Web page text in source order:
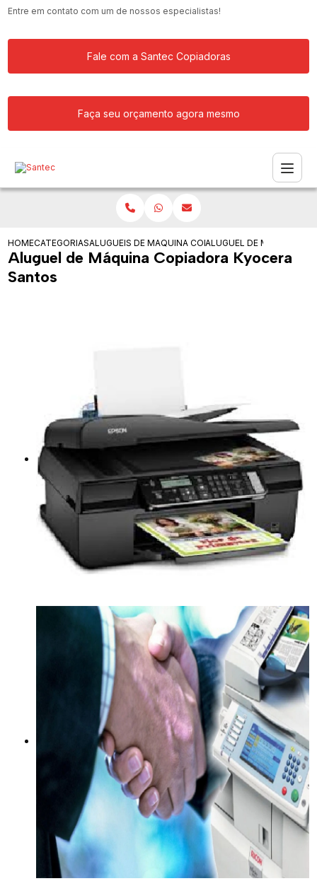
Entre em contato com um de nossos especialistas!
Fale com a Santec Copiadoras
Faça seu orçamento agora mesmo
HOMECATEGORIASALUGUEIS DE COPIADORASMAQUINA COPIADORA COLORIDA PARA
ALUGUEL DE MAQUINA
Aluguel de Máquina Copiadora Kyocera
Santos